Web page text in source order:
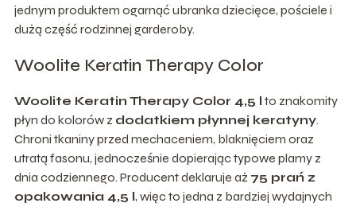
jednym produktem ogarnąć ubranka dziecięce, pościele i
dużą część rodzinnej garderoby.
Woolite Keratin Therapy Color
Woolite Keratin Therapy Color 4,5 l to znakomity
płyn do kolorów z dodatkiem płynnej keratyny.
Chroni tkaniny przed mechaceniem, blaknięciem oraz
utratą fasonu, jednocześnie dopierając typowe plamy z
dnia codziennego. Producent deklaruje aż 75 prań z
opakowania 4,5 l, więc to jedna z bardziej wydajnych